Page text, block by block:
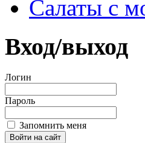
Салаты с
Вход/выход
Логин
Пароль
Запомнить меня